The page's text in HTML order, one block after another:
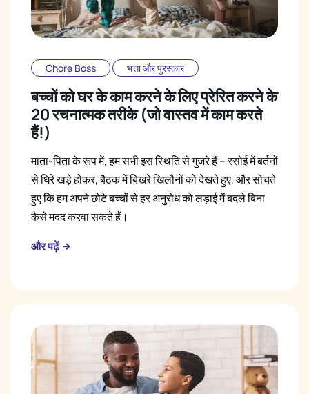
Chore Boss भत्ता और पुरस्कार
बच्चों को घर के काम करने के लिए प्रेरित करने के
20 रचनात्मक तरीके (जो वास्तव में काम करते
हैं!)
माता-पिता के रूप में, हम सभी इस स्थिति से गुजरे हैं – रसोई में बर्तनों
से घिरे खड़े होकर, बैठक में बिखरे खिलौनों को देखते हुए, और सोचते
हुए कि हम अपने छोटे बच्चों से हर अनुरोध को लड़ाई में बदले बिना
कैसे मदद करवा सकते हैं।
और पढ़ें